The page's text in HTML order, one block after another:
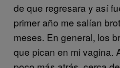
de que regresara y así
primer año me salían
meses. En general, los
que pican en mi vagina.